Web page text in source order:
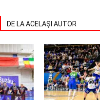
DE LA ACELAȘI AUTOR